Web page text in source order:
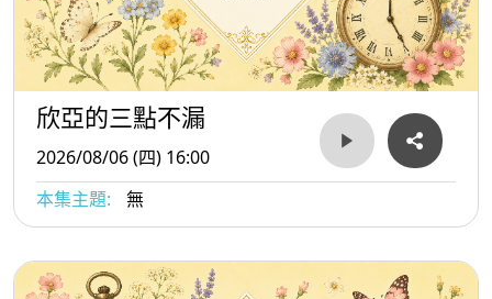
欣亞的三點不漏
2026/08/06 (四) 16:00
本集主題:
無